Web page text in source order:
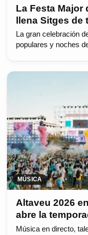
La Festa Major
llena Sitges
La gran celebración
populares y noches
MÚSICA
Altaveu 2026
abre la
Música en directo,